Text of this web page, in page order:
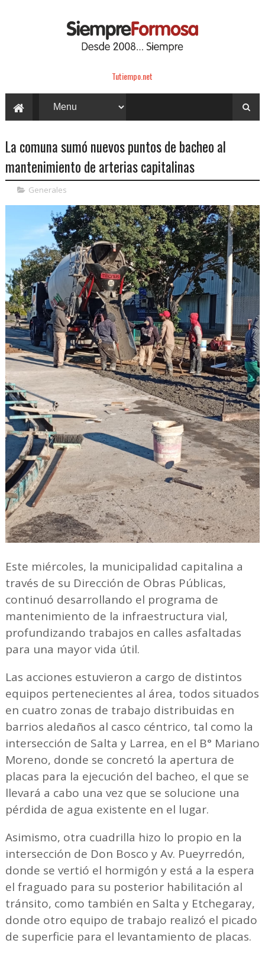
Tutiempo.net
La comuna sumó nuevos puntos de bacheo al
mantenimiento de arterias capitalinas
Generales
Este miércoles, la municipalidad capitalina a
través de su Dirección de Obras Públicas,
continuó desarrollando el programa de
mantenimiento de la infraestructura vial,
profundizando trabajos en calles asfaltadas
para una mayor vida útil.
Las acciones estuvieron a cargo de distintos
equipos pertenecientes al área, todos situados
en cuatro zonas de trabajo distribuidas en
barrios aledaños al casco céntrico, tal como la
intersección de Salta y Larrea, en el B° Mariano
Moreno, donde se concretó la apertura de
placas para la ejecución del bacheo, el que se
llevará a cabo una vez que se solucione una
pérdida de agua existente en el lugar.
Asimismo, otra cuadrilla hizo lo propio en la
intersección de Don Bosco y Av. Pueyrredón,
donde se vertió el hormigón y está a la espera
el fraguado para su posterior habilitación al
tránsito, como también en Salta y Etchegaray,
donde otro equipo de trabajo realizó el picado
de superficie para el levantamiento de placas.